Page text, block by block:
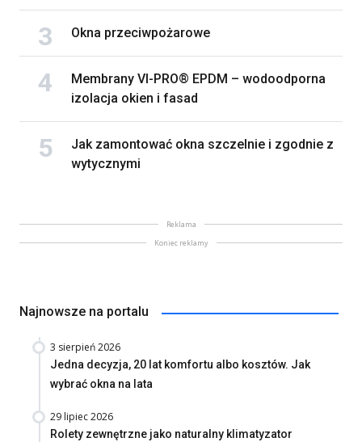
Okna przeciwpożarowe
Membrany VI-PRO® EPDM – wodoodporna
izolacja okien i fasad
Jak zamontować okna szczelnie i zgodnie z
wytycznymi
Reklama
Koniec reklamy
Najnowsze na portalu
3 sierpień 2026
Jedna decyzja, 20 lat komfortu albo kosztów. Jak
wybrać okna na lata
29 lipiec 2026
Rolety zewnętrzne jako naturalny klimatyzator